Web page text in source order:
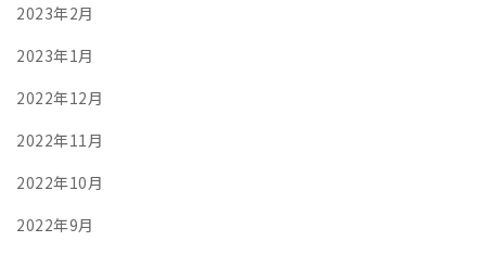
2023年2月
2023年1月
2022年12月
2022年11月
2022年10月
2022年9月